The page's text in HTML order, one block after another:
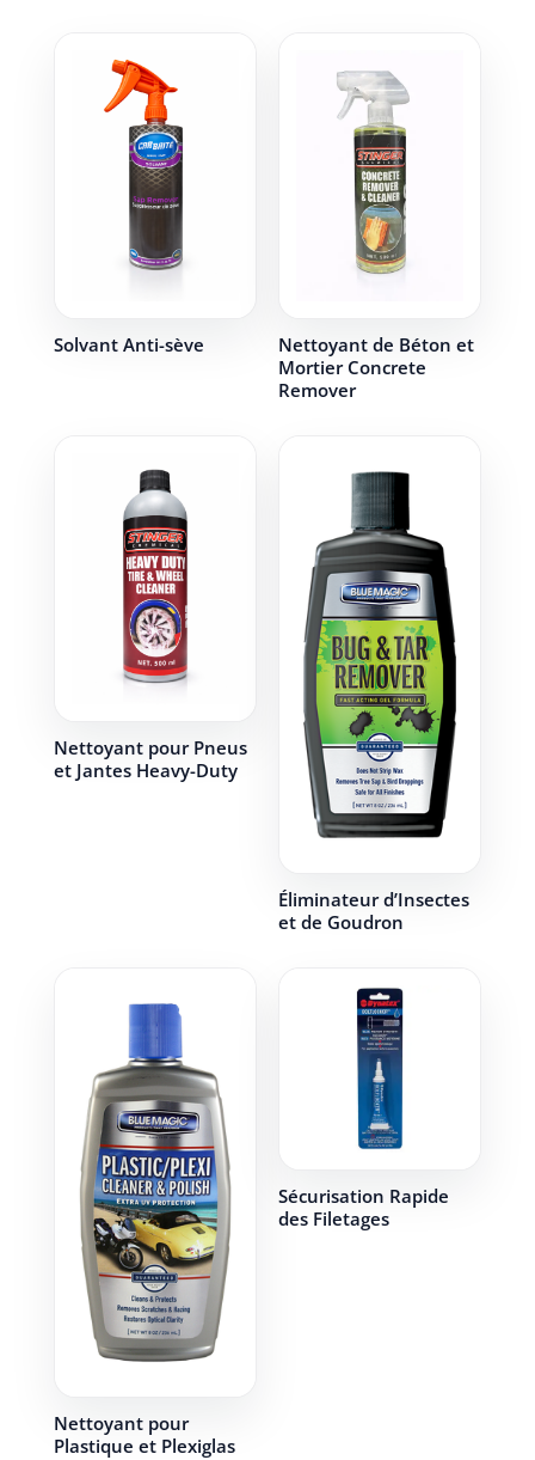
Solvant Anti-sève
Nettoyant de Béton et
Mortier Concrete
Remover
Nettoyant pour Pneus
et Jantes Heavy-Duty
Éliminateur d’Insectes
et de Goudron
Nettoyant pour
Plastique et Plexiglas
Sécurisation Rapide
des Filetages